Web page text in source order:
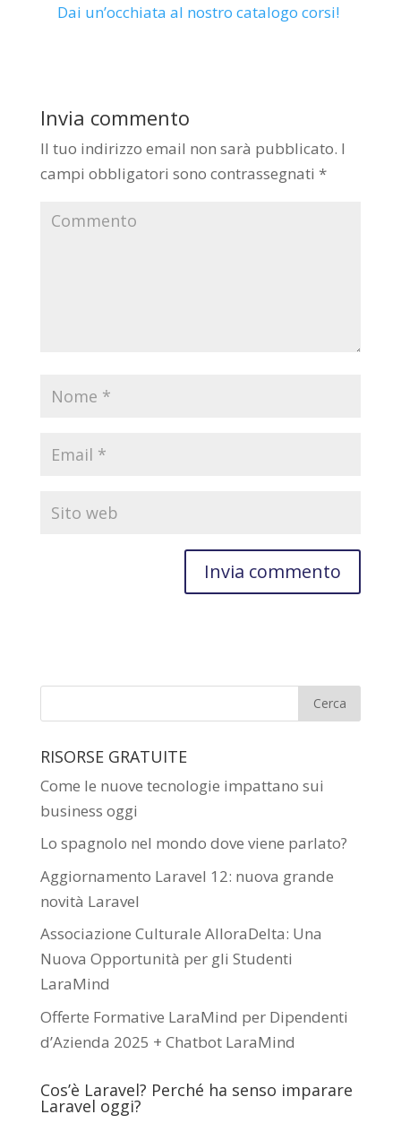
Dai un’occhiata al nostro catalogo corsi!
Invia commento
Il tuo indirizzo email non sarà pubblicato. I
campi obbligatori sono contrassegnati *
RISORSE GRATUITE
Come le nuove tecnologie impattano sui
business oggi
Lo spagnolo nel mondo dove viene parlato?
Aggiornamento Laravel 12: nuova grande
novità Laravel
Associazione Culturale AlloraDelta: Una
Nuova Opportunità per gli Studenti
LaraMind
Offerte Formative LaraMind per Dipendenti
d’Azienda 2025 + Chatbot LaraMind
Cos’è Laravel? Perché ha senso imparare
Laravel oggi?